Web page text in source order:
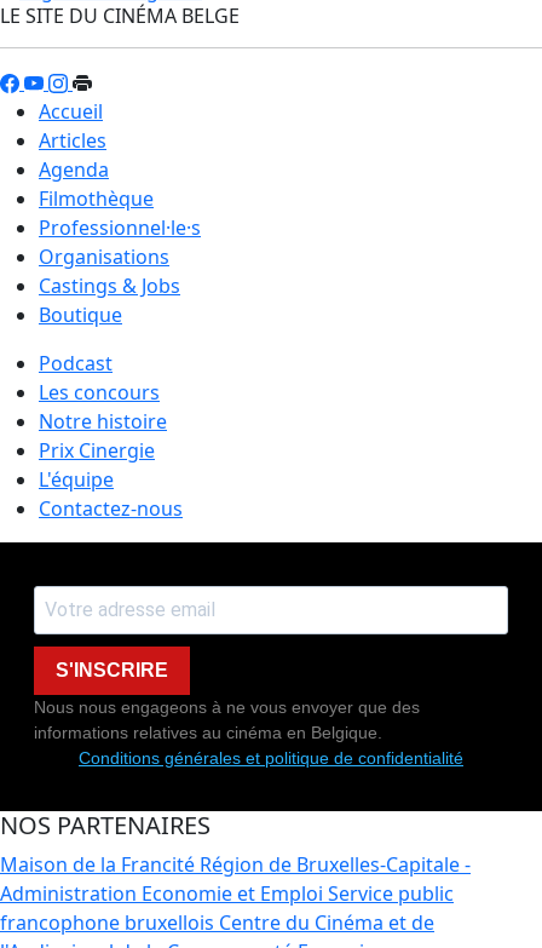
LE SITE DU CINÉMA BELGE
Accueil
Articles
Agenda
Filmothèque
Professionnel·le·s
Organisations
Castings & Jobs
Boutique
Podcast
Les concours
Notre histoire
Prix Cinergie
L'équipe
Contactez-nous
S'INSCRIRE
Nous nous engageons à ne vous envoyer que des
informations relatives au cinéma en Belgique.
Conditions générales et politique de confidentialité
NOS PARTENAIRES
Maison de la Francité Région de Bruxelles-Capitale -
Administration Economie et Emploi Service public
francophone bruxellois Centre du Cinéma et de